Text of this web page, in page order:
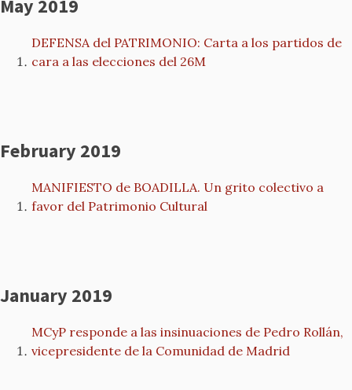
May 2019
DEFENSA del PATRIMONIO: Carta a los partidos de
cara a las elecciones del 26M
February 2019
MANIFIESTO de BOADILLA. Un grito colectivo a
favor del Patrimonio Cultural
January 2019
MCyP responde a las insinuaciones de Pedro Rollán,
vicepresidente de la Comunidad de Madrid